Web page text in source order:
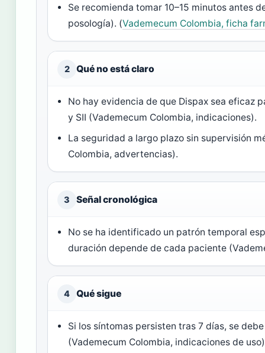
Se recomienda tomar 10–15 minutos antes
posología). (Vademecum Colombia, ficha
2 Qué no está claro
No hay evidencia de que Dispax sea eficaz
y SII (Vademecum Colombia, indicaciones).
La seguridad a largo plazo sin supervisión
Colombia, advertencias).
3 Señal cronológica
No se ha identificado un patrón temporal
duración depende de cada paciente
4 Qué sigue
Si los síntomas persisten tras 7 días, se
(Vademecum Colombia, indicaciones de